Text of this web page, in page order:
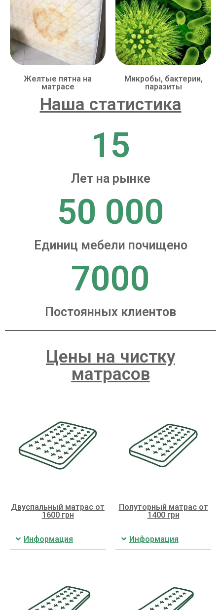
Желтые пятна на
матрасе
Микробы, бактерии,
паразиты
Наша статистика
15
Лет на рынке
50 000
Единиц мебели почищено
7000
Постоянных клиентов
Цены на чистку
матрасов
Двуспальный матрас от
1600 грн
Информация
Полуторный матрас от
1400 грн
Информация